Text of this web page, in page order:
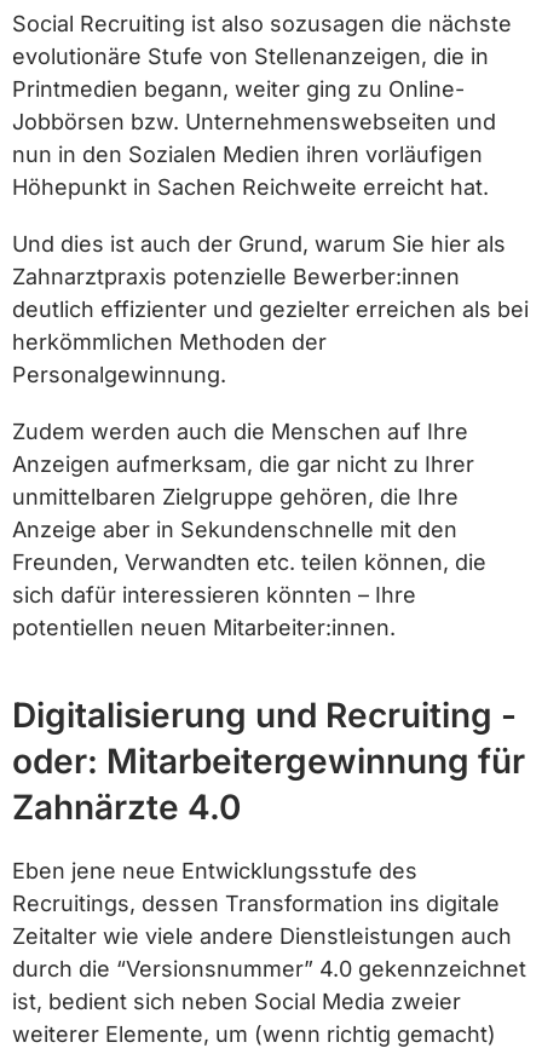
Social Recruiting ist also sozusagen die nächste
evolutionäre Stufe von Stellenanzeigen, die in
Printmedien begann, weiter ging zu Online-
Jobbörsen bzw. Unternehmenswebseiten und
nun in den Sozialen Medien ihren vorläufigen
Höhepunkt in Sachen Reichweite erreicht hat.
Und dies ist auch der Grund, warum Sie hier als
Zahnarztpraxis potenzielle Bewerber:innen
deutlich effizienter und gezielter erreichen als bei
herkömmlichen Methoden der
Personalgewinnung.
Zudem werden auch die Menschen auf Ihre
Anzeigen aufmerksam, die gar nicht zu Ihrer
unmittelbaren Zielgruppe gehören, die Ihre
Anzeige aber in Sekundenschnelle mit den
Freunden, Verwandten etc. teilen können, die
sich dafür interessieren könnten – Ihre
potentiellen neuen Mitarbeiter:innen.
Digitalisierung und Recruiting -
oder: Mitarbeitergewinnung für
Zahnärzte 4.0
Eben jene neue Entwicklungsstufe des
Recruitings, dessen Transformation ins digitale
Zeitalter wie viele andere Dienstleistungen auch
durch die “Versionsnummer” 4.0 gekennzeichnet
ist, bedient sich neben Social Media zweier
weiterer Elemente, um (wenn richtig gemacht)